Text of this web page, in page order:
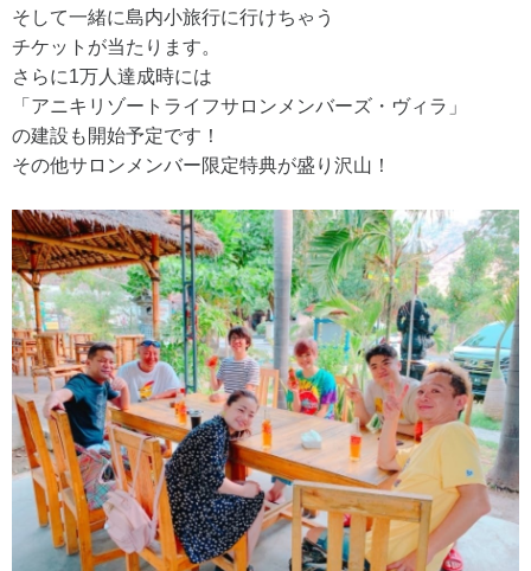
そして一緒に島内小旅行に行けちゃう
チケットが当たります。
さらに1万人達成時には
「アニキリゾートライフサロンメンバーズ・ヴィラ」
の建設も開始予定です！
その他サロンメンバー限定特典が盛り沢山！